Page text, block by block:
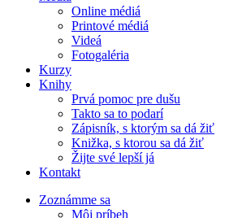
Online médiá
Printové médiá
Videá
Fotogaléria
Kurzy
Knihy
Prvá pomoc pre dušu
Takto sa to podarí
Zápisník, s ktorým sa dá žiť
Knižka, s ktorou sa dá žiť
Žijte své lepší já
Kontakt
Zoznámme sa
Môj príbeh